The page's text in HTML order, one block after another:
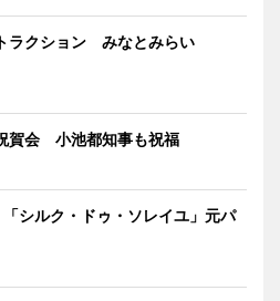
ラクション みなとみらい
賀会 小池都知事も祝福
シルク・ドゥ・ソレイユ」元パ